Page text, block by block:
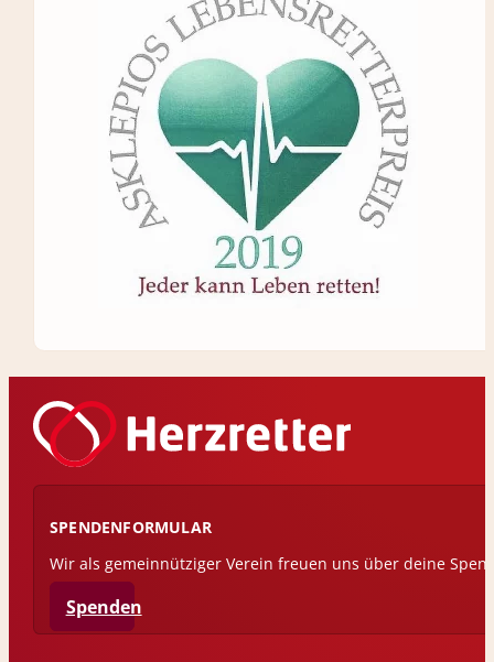
SPENDENFORMULAR
Wir als gemeinnütziger Verein freuen uns über deine
Spenden